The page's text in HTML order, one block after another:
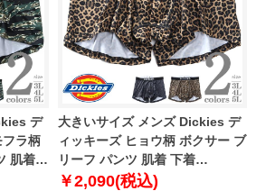
デ
フラ柄
肌着
大きいサイズ メンズ Dickies デ
ィッキーズ ヒョウ柄 ボクサー ブ
リーフ パンツ 肌着 下着
80533200
￥2,090(税込)